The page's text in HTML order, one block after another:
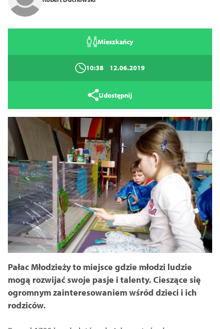
Mieszkańcy
10:38 12.06.2019
Udostępnij
Pałac Młodzieży to miejsce gdzie młodzi ludzie
mogą rozwijać swoje pasje i talenty. Cieszące się
ogromnym zainteresowaniem wśród dzieci i ich
rodziców.